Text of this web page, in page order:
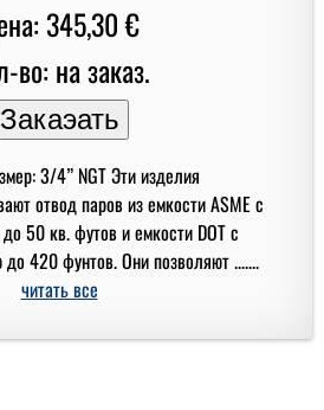
345,30 €
во: на заказ.
3/4” NGT Эти изделия
отвод паров из емкости ASME с
50 кв. футов и емкости DOT с
420 фунтов. Они позволяют .......
читать все